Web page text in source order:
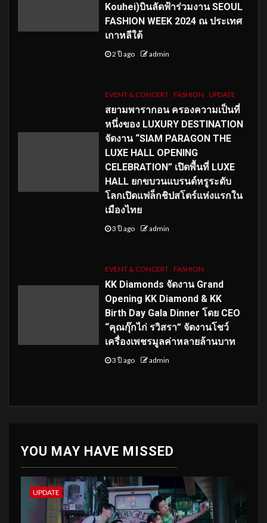
Kouhei)บินลัดฟ้าร่วมงาน SEOUL
FASHION WEEK 2024 ณ ประเทศ
เกาหลีใต้
2 ปี ago admin
EVENT & CONCERT FASHION UPDATE
สยามพารากอน ครองความเป็นที่
หนึ่งของ LUXURY DESTINATION
จัดงาน “SIAM PARAGON THE
LUXE HALL OPENING
CELEBRATION” เปิดพื้นที่ LUXE
HALL ยกขบวนแบรนด์หรูระดับ
โลกเปิดแฟล็กชิปสโตร์แห่งแรกใน
เมืองไทย
3 ปี ago admin
EVENT & CONCERT FASHION
KK Diamonds จัดงาน Grand
Opening KK Diamond & KK
Birth Day Gala Dinner โดย CEO
“คุณกุ๊กไก่ รวิสรา” จัดงานโชว์
เครื่องเพชรมูลค่าหลายล้านบาท
3 ปี ago admin
YOU MAY HAVE MISSED
UPDATE